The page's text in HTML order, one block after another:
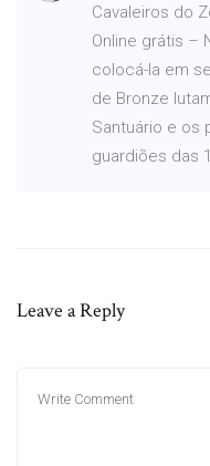
Cavaleiros do
Online grátis –
colocá-la em
de Bronze
Santuário e os
guardiões das
Leave a Reply